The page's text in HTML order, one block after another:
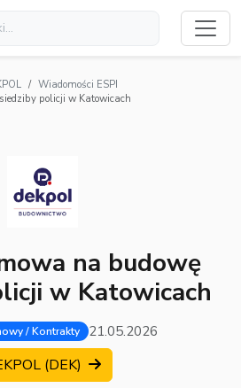
Wiadomości ESPI
policji w Katowicach
na budowę
w Katowicach
/ Kontrakty 21.05.2026
(DEK)